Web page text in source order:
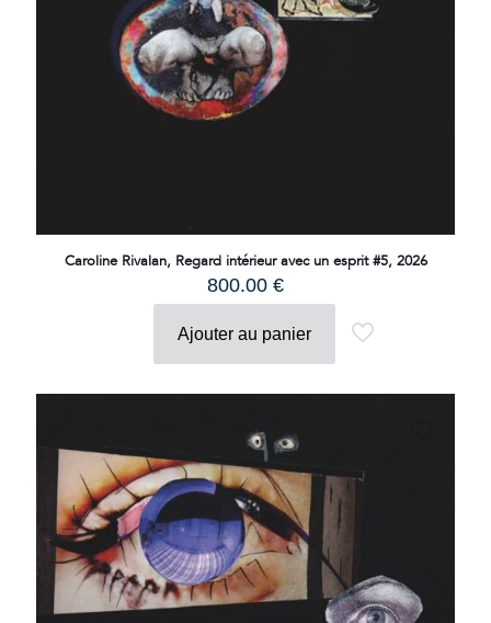
Caroline Rivalan, Regard intérieur avec un esprit #5, 2026
800.00 €
Ajouter au panier